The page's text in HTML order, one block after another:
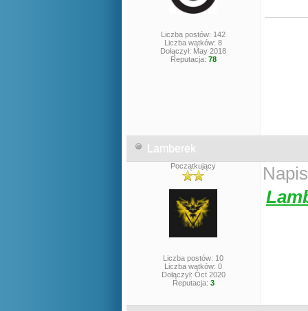
Liczba postów: 142
Liczba wątków: 8
Dołączył: May 2018
Reputacja: 78
Lamberek
Początkujący
Liczba postów: 10
Liczba wątków: 0
Dołączył: Oct 2020
Reputacja: 3